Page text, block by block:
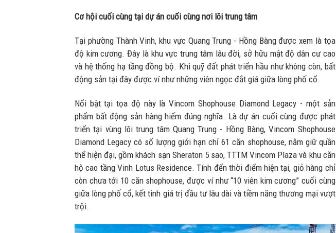
Cơ hội cuối cùng tại dự án cuối cùng nơi lõi trung tâm
Tại phường Thành Vinh, khu vực Quang Trung - Hồng Bàng được xem là tọa
độ kim cương. Đây là khu vực trung tâm lâu đời, sở hữu mật độ dân cư cao
và hệ thống hạ tầng đồng bộ. Khi quỹ đất phát triển hầu như không còn, bất
động sản tại đây được ví như những viên ngọc đắt giá giữa lòng phố cổ.
Nổi bật tại tọa độ này là Vincom Shophouse Diamond Legacy - một sản
phẩm bất động sản hàng hiếm đúng nghĩa. Là dự án cuối cùng được phát
triển tại vùng lõi trung tâm Quang Trung - Hồng Bàng, Vincom Shophouse
Diamond Legacy có số lượng giới hạn chỉ 61 căn shophouse, nằm giữ quần
thể hiện đại, gồm khách sạn Sheraton 5 sao, TTTM Vincom Plaza và khu căn
hộ cao tầng Vinh Lotus Residence. Tính đến thời điểm hiện tại, giỏ hàng chỉ
còn chưa tới 10 căn shophouse, được ví như “10 viên kim cương” cuối cùng
giữa lòng phố cổ, kết tinh giá trị đầu tư lâu dài và tiềm năng thương mại vượt
trội.